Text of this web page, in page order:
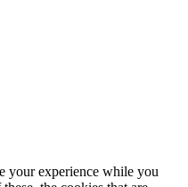
your experience while you